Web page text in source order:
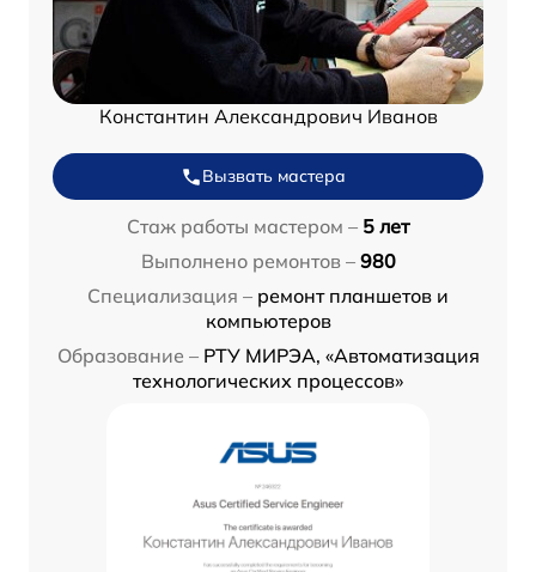
Константин Александрович Иванов
Вызвать мастера
Стаж работы мастером – 5 лет
Выполнено ремонтов – 980
Специализация – ремонт планшетов и
компьютеров
Образование – РТУ МИРЭА, «Автоматизация
технологических процессов»